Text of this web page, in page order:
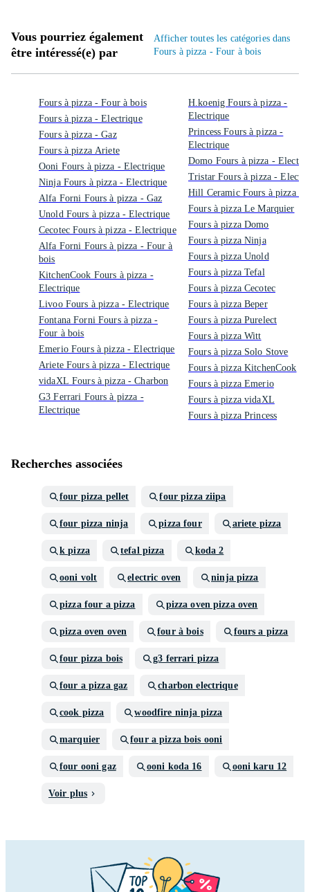
Vous pourriez également
être intéressé(e) par
Afficher toutes les catégories dans
Fours à pizza - Four à bois
Fours à pizza - Four à bois
Fours à pizza - Electrique
Fours à pizza - Gaz
Fours à pizza Ariete
Ooni Fours à pizza - Electrique
Ninja Fours à pizza - Electrique
Alfa Forni Fours à pizza - Gaz
Unold Fours à pizza - Electrique
Cecotec Fours à pizza - Electrique
Alfa Forni Fours à pizza - Four à
bois
KitchenCook Fours à pizza -
Electrique
Livoo Fours à pizza - Electrique
Fontana Forni Fours à pizza -
Four à bois
Emerio Fours à pizza - Electrique
Ariete Fours à pizza - Electrique
vidaXL Fours à pizza - Charbon
G3 Ferrari Fours à pizza -
Electrique
H.koenig Fours à pizza -
Electrique
Princess Fours à pizza -
Electrique
Domo Fours à pizza -
Tristar Fours à pizza -
Hill Ceramic Fours à pizza -
Fours à pizza Le Marquier
Fours à pizza Domo
Fours à pizza Ninja
Fours à pizza Unold
Fours à pizza Tefal
Fours à pizza Cecotec
Fours à pizza Beper
Fours à pizza Purelect
Fours à pizza Witt
Fours à pizza Solo Stove
Fours à pizza KitchenCook
Fours à pizza Emerio
Fours à pizza vidaXL
Fours à pizza Princess
Recherches associées
four pizza pellet four pizza ziipa
four pizza ninja pizza four ariete pizza
k pizza tefal pizza koda 2
ooni volt electric oven ninja pizza
pizza four a pizza pizza oven pizza oven
pizza oven oven four à bois fours a pizza
four pizza bois g3 ferrari pizza
four a pizza gaz charbon electrique
cook pizza woodfire ninja pizza
marquier four a pizza bois ooni
four ooni gaz ooni koda 16 ooni karu 12
Voir plus